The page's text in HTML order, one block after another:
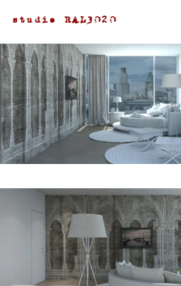
studio RAL3020